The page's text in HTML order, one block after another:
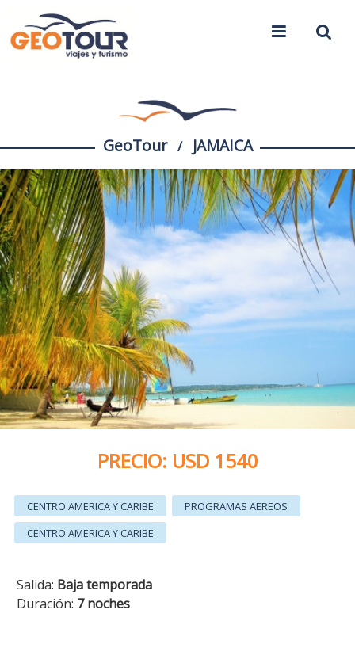
GeoTour / JAMAICA
PRECIO: USD 1540
CENTRO AMERICA Y CARIBE
PROGRAMAS AEREOS
CENTRO AMERICA Y CARIBE
Salida: Baja temporada
Duración: 7 noches